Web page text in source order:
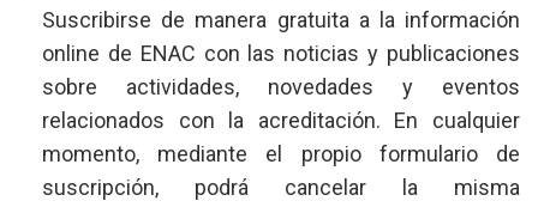
Suscribirse de manera gratuita a la información
online de ENAC con las noticias y publicaciones
sobre actividades, novedades y eventos
relacionados con la acreditación. En cualquier
momento, mediante el propio formulario de
suscripción, podrá cancelar la misma